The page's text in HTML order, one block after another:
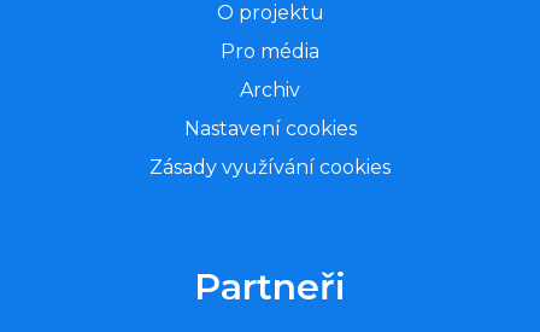
O projektu
Pro média
Archiv
Nastavení cookies
Zásady využívání cookies
Partneři